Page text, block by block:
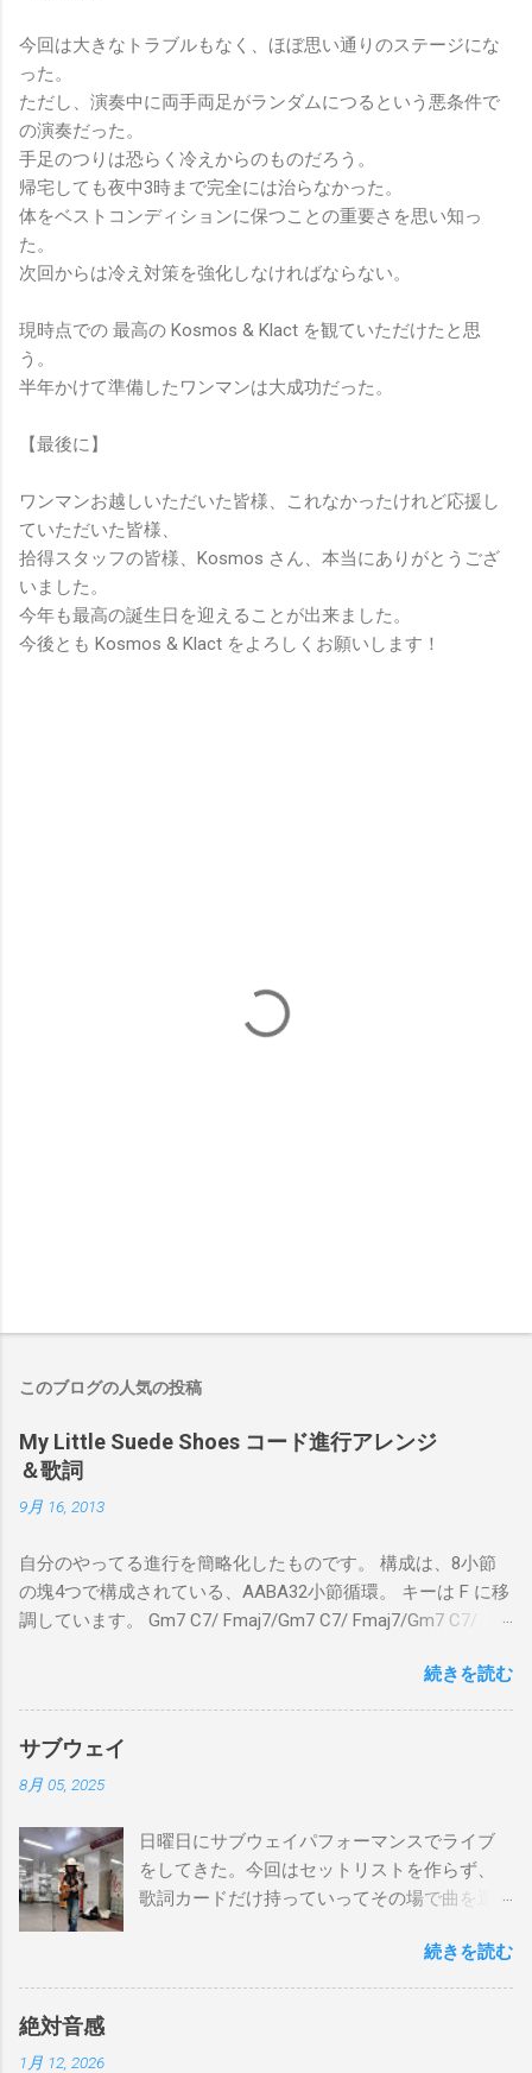
今回は大きなトラブルもなく、ほぼ思い通りのステージにな
った。
ただし、演奏中に両手両足がランダムにつるという悪条件で
の演奏だった。
手足のつりは恐らく冷えからのものだろう。
帰宅しても夜中3時まで完全には治らなかった。
体をベストコンディションに保つことの重要さを思い知っ
た。
次回からは冷え対策を強化しなければならない。
現時点での 最高の Kosmos & Klact を観ていただけたと思
う。
半年かけて準備したワンマンは大成功だった。
【最後に】
ワンマンお越しいただいた皆様、これなかったけれど応援し
ていただいた皆様、
拾得スタッフの皆様、Kosmos さん、本当にありがとうござ
いました。
今年も最高の誕生日を迎えることが出来ました。
今後とも Kosmos & Klact をよろしくお願いします！
このブログの人気の投稿
My Little Suede Shoes コード進行アレンジ
＆歌詞
9月 16, 2013
自分のやってる進行を簡略化したものです。 構成は、8小節
の塊4つで構成されている、AABA32小節循環。 キーは F に移
調しています。 Gm7 C7/ Fmaj7/Gm7 C7/ Fmaj7/Gm7 C7/
Fmaj7/Gm7 C7/ Am7 D7/Gm7 C7/ Fmaj7/ Bbmaj7/Am7
Abm7/Gm7 C7/Fmaj7/Bbmaj7/Am7 Abm7/Gm7 C7/Fmaj7/
Gm7 C7/ Fmaj7/Gm7 C7/ Fmaj7/Gm7 C7/ Am7 D7/Gm7 C7/
Fmaj7/ Gm7 C7 Fmaj7 僕のスエードシューズ Gm7
C7 Fmaj7 黒いスエードシューズ Gm7 C7 Am
のも一緒さ Gm7 C7 Fmaj7 僕のスウェードシューズ
Gm7 C7 Fmaj7 先の尖ったシューズ Gm7 C7
Am7 とてもカッコいいのさ D7 Gm7 C7 Fmaj7 いつも気分
最高 Bbmaj7 Am7 Abm7 こい...
続きを読む
サブウェイ
8月 05, 2025
日曜日にサブウェイパフォーマンスでライブ
をしてきた。今回はセットリストを作らず、
歌詞カードだけ持っていってその場で曲を選
をやった。でも、曲選びにかなりの時間を使
ったし、ライブの流れを良くするためにもセ
続きを読む
絶対音感
1月 12, 2026